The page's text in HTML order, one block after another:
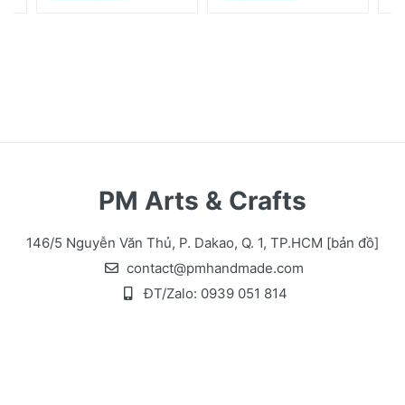
PM Arts & Crafts
146/5 Nguyễn Văn Thủ, P. Dakao, Q. 1, TP.HCM [bản đồ]
contact@pmhandmade.com
ĐT/Zalo: 0939 051 814